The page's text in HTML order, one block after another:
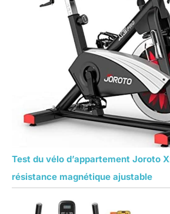
Test du vélo d’appartement Joroto
résistance magnétique ajustable